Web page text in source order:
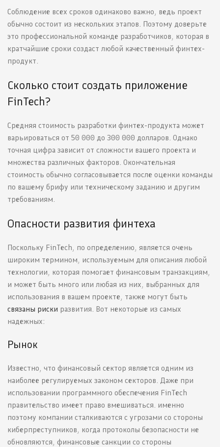
Соблюдение всех сроков одинаково важно, ведь проект
обычно состоит из нескольких этапов. Поэтому доверьте
это профессиональной команде разработчиков, которая в
кратчайшие сроки создаст любой качественный финтех-
продукт.
Сколько стоит создать приложение
FinTech?
Средняя стоимость разработки финтех-продукта может
варьироваться от 50 000 до 300 000 долларов. Однако
точная цифра зависит от сложности вашего проекта и
множества различных факторов. Окончательная
стоимость обычно согласовывается после оценки команды
по вашему брифу или техническому заданию и другим
требованиям.
Опасности развития финтеха
Поскольку FinTech, по определению, является очень
широким термином, используемым для описания любой
технологии, которая помогает финансовым транзакциям,
и может быть много или любая из них, выбранных для
использования в вашем проекте, также могут быть
связаны риски развития. Вот некоторые из самых
надежных:
Рынок
Известно, что финансовый сектор является одним из
наиболее регулируемых законом секторов. Даже при
использовании программного обеспечения FinTech
правительство имеет право вмешиваться. именно
поэтому компании сталкиваются с угрозами со стороны
киберпреступников, когда протоколы безопасности не
обновляются, финансовые санкции со стороны